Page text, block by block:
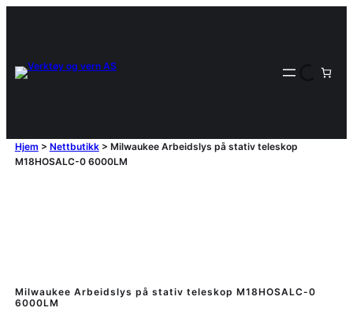
Hjem > Nettbutikk> Milwaukee Arbeidslys på stativ teleskop
M18HOSALC-0 6000LM
Milwaukee Arbeidslys på stativ teleskop M18HOSALC-0
6000LM